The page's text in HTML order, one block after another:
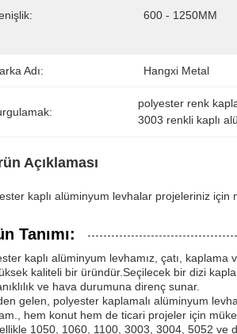
600 - 1250MM
Adı: Hangxi Metal
polyester renk
3003 renkli kaplı
Açıklaması
kaplı alüminyum levhalar projeleriniz için
Tanımı:
kaplı alüminyum levhamız, çatı,
kaliteli bir üründür.Seçilecek bir dizi
ve hava durumuna direnç sunar.
gelen, polyester kaplamalı alüminyum
hem konut hem de ticari projeler için
1050, 1060, 1100, 3003, 3004, 5052 ve